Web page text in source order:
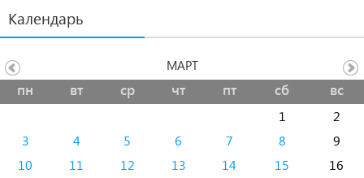
Календарь
пн вт ср чт пт сб вс
1
2
3
4 5 6 7 8
9
10
11 12 13 14 15
16
МАРТ